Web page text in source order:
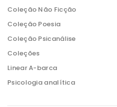
Coleção Não Ficção
Coleção Poesia
Coleção Psicanálise
Coleções
Linear A-barca
Psicologia analítica